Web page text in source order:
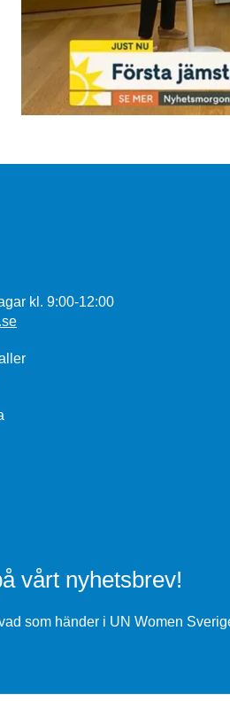
kl. 9:00-12:00
vårt nyhetsbrev!
som händer i UN Women